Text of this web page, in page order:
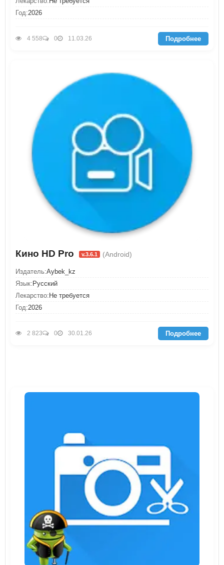
Год:2026
4 558 0 11.03.26 Подробнее
Кино HD Pro v.3.6.1 (Android)
Издатель:Aybek_kz
Язык: Русский
Лекарство: Не требуется
Год:2026
2 823 0 30.01.26 Подробнее